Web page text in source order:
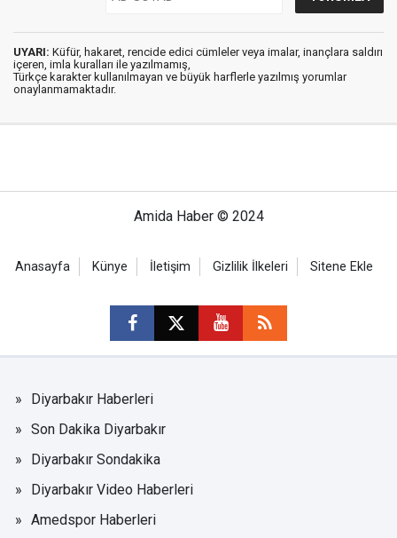
UYARI: Küfür, hakaret, rencide edici cümleler veya imalar, inançlara saldırı
içeren, imla kuralları ile yazılmamış,
Türkçe karakter kullanılmayan ve büyük harflerle yazılmış yorumlar
onaylanmamaktadır.
Amida Haber © 2024
Anasayfa Künye İletişim Gizlilik İlkeleri Sitene Ekle
Diyarbakır Haberleri
Son Dakika Diyarbakır
Diyarbakır Sondakika
Diyarbakır Video Haberleri
Amedspor Haberleri